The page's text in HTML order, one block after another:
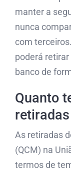
manter a
nunca
com
poderá retirar
banco de
Quanto
retiradas
As retiradas
(QCM) na
termos de